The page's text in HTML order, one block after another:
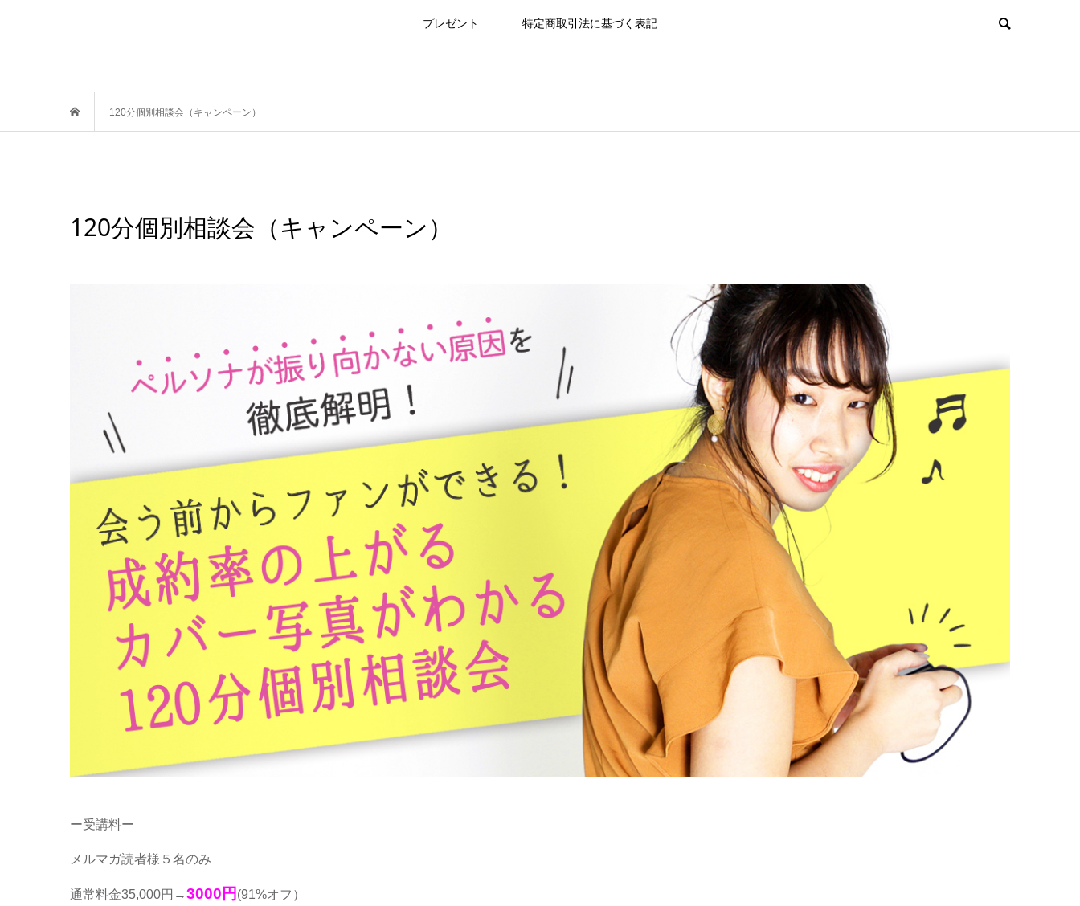
プレゼント 特定商取引法に基づく表記
120分個別相談会（キャンペーン）
120分個別相談会（キャンペーン）
ー受講料ー
メルマガ読者様５名のみ
通常料金35,000円→3000円 (91%オフ）